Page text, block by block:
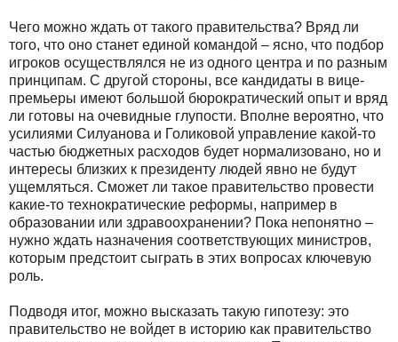
Чего можно ждать от такого правительства? Вряд ли
того, что оно станет единой командой – ясно, что подбор
игроков осуществлялся не из одного центра и по разным
принципам. С другой стороны, все кандидаты в вице-
премьеры имеют большой бюрократический опыт и вряд
ли готовы на очевидные глупости. Вполне вероятно, что
усилиями Силуанова и Голиковой управление какой-то
частью бюджетных расходов будет нормализовано, но и
интересы близких к президенту людей явно не будут
ущемляться. Сможет ли такое правительство провести
какие-то технократические реформы, например в
образовании или здравоохранении? Пока непонятно –
нужно ждать назначения соответствующих министров,
которым предстоит сыграть в этих вопросах ключевую
роль.
Подводя итог, можно высказать такую гипотезу: это
правительство не войдет в историю как правительство